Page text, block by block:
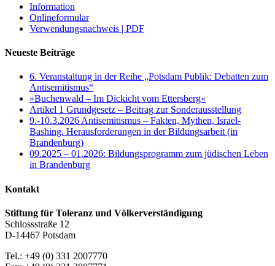
Information
Onlineformular
Verwendungsnachweis | PDF
Neueste Beiträge
6. Veranstaltung in der Reihe „Potsdam Publik: Debatten zum
Antisemitismus“
»Buchenwald – Im Dickicht vom Ettersberg«
Artikel 1 Grundgesetz – Beitrag zur Sonderausstellung
9.-10.3.2026 Antisemitismus – Fakten, Mythen, Israel-
Bashing. Herausforderungen in der Bildungsarbeit (in
Brandenburg)
09.2025 – 01.2026: Bildungsprogramm zum jüdischen Leben
in Brandenburg
Kontakt
Stiftung für Toleranz und Völkerverständigung
Schlossstraße 12
D-14467 Potsdam
Tel.: +49 (0) 331 2007770